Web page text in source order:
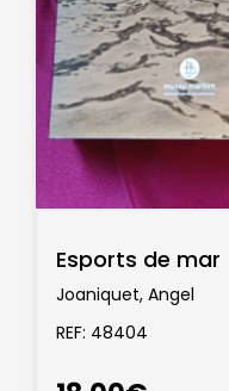
Esports de mar
Joaniquet, Angel
REF: 48404